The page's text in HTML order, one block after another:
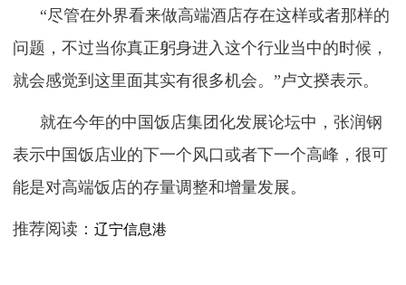
“尽管在外界看来做高端酒店存在这样或者那样的
问题，不过当你真正躬身进入这个行业当中的时候，
就会感觉到这里面其实有很多机会。”卢文揆表示。
就在今年的中国饭店集团化发展论坛中，张润钢
表示中国饭店业的下一个风口或者下一个高峰，很可
能是对高端饭店的存量调整和增量发展。
推荐阅读：辽宁信息港